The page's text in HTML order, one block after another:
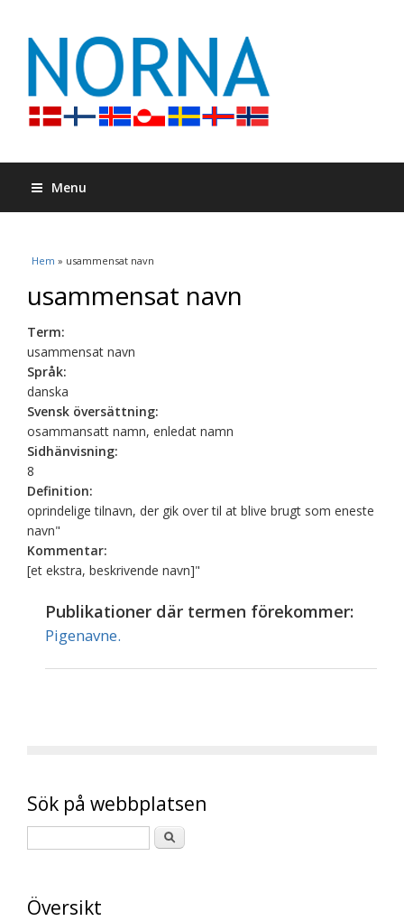
Menu
Du är här
Hem » usammensat navn
usammensat navn
Term:
usammensat navn
Språk:
danska
Svensk översättning:
osammansatt namn, enledat namn
Sidhänvisning:
8
Definition:
oprindelige tilnavn, der gik over til at blive brugt som eneste
navn"
Kommentar:
[et ekstra, beskrivende navn]"
Publikationer där termen förekommer:
Pigenavne.
Sök på webbplatsen
Översikt